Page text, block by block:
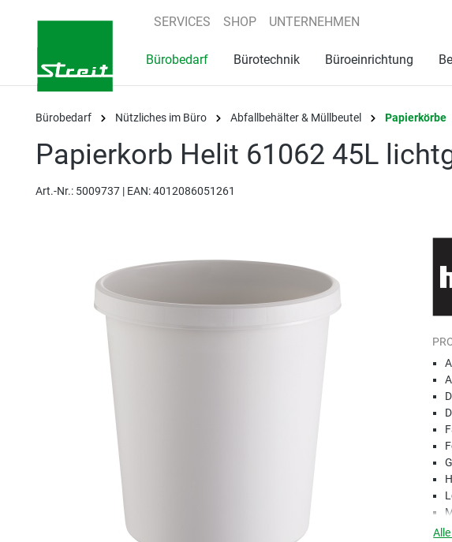
Zur Hauptnavigation springen
SERVICES SHOP UNTERNEHMEN
Bürobedarf Bürotechnik Büroeinrichtung
Bürobedarf Nützliches im Büro Abfallbehälter & Müllbeutel Papierkörbe
Papierkorb Helit 61062 45L
Art.-Nr.: 5009737 | EAN: 4012086051261